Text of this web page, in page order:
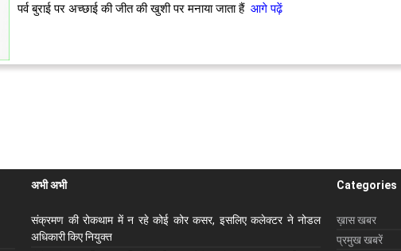
पर्व बुराई पर अच्छाई की जीत की खुशी पर मनाया जाता हैंआगे पढ़ें
अभी अभी
संक्रमण की रोकथाम में न रहे कोई कोर कसर, इसलिए कलेक्‍टर ने नोडल
अधिकारी किए नियुक्‍त
Categories
ख़ास खबर
प्रमुख खबरें